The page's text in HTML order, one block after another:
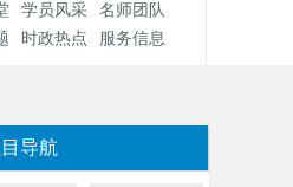
题 模拟试题
学员风采
名师团队
时政热点 服务信息
导航